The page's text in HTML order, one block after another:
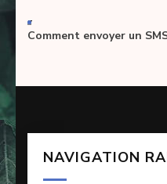
-
Comment envoyer un
NAVIGATION